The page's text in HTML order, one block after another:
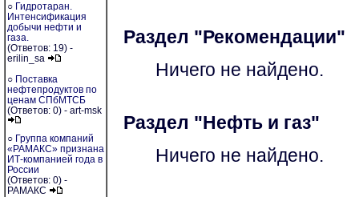
○ Гидротаран.
Интенсификация
добычи нефти и
газа.
(Ответов: 19) -
erilin_sa
○ Поставка
нефтепродуктов по
ценам СПбМТСБ
(Ответов: 0) - art-msk
○ Группа компаний
«РАМАКС» признана
ИТ-компанией года в
России
(Ответов: 0) -
РАМАКС
Раздел "Рекомендации"
Ничего не найдено.
Раздел "Нефть и газ"
Ничего не найдено.